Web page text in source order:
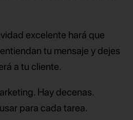
excelente hará que
tu mensaje y dejes
a tu cliente.
Hay decenas.
para cada tarea.